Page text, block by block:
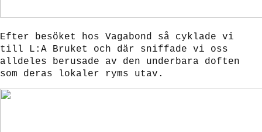
Efter besöket hos Vagabond så cyklade vi
till L:A Bruket och där sniffade vi oss
alldeles berusade av den underbara doften
som deras lokaler ryms utav.